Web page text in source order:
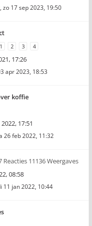
, zo 17 sep 2023, 19:50
1 2 3 4
17:26
apr 2023, 18:53
koffie
17:51
26 feb 2022, 11:32
Reacties 11136 Weergaves
08:58
11 jan 2022, 10:44